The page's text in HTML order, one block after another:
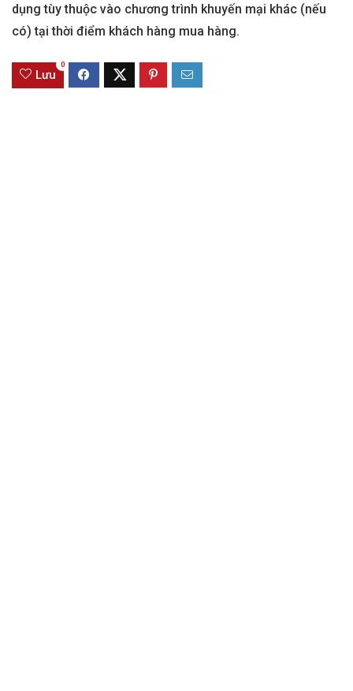
dụng tùy thuộc vào chương trình khuyến mại khác (nếu
có) tại thời điểm khách hàng mua hàng.
Lưu
0